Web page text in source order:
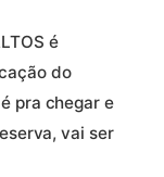
é
do
pra chegar e
vai ser